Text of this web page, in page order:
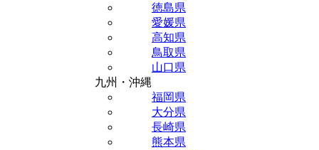
徳島県
愛媛県
高知県
鳥取県
山口県
九州・沖縄
福岡県
大分県
長崎県
熊本県